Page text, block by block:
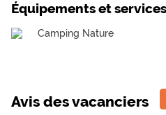
Équipements et
Camping Nature
Avis des vacanciers